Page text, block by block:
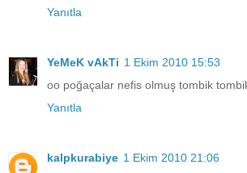
Yanıtla
YeMeK vAkTi 1 Ekim 2010 15:53
oo poğaçalar nefis olmuş tombik
Yanıtla
kalpkurabiye 1 Ekim 2010 21:06